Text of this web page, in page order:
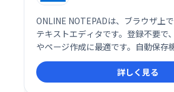
ONLINE NOTEPADは、ブラウザ上
テキストエディタです。登録不要で
やページ作成に最適です。自動保存
を防ぎ、ブラウザを閉じても作業内
元に戻す/やり直し、検索・置換な
能も充実しています。
詳しく見る